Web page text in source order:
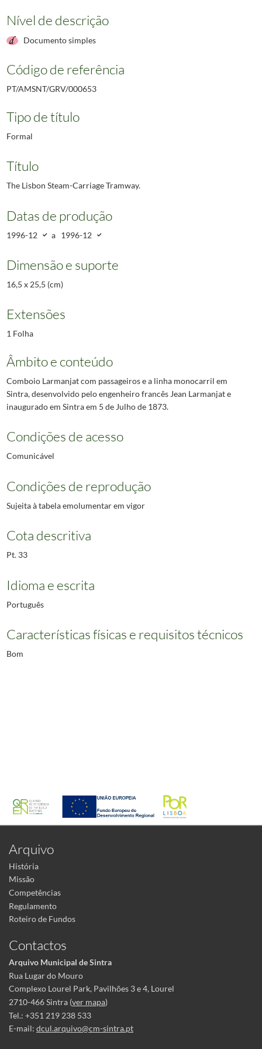
Nível de descrição
Documento simples
Código de referência
PT/AMSNT/GRV/000653
Tipo de título
Formal
Título
The Lisbon Steam-Carriage Tramway.
Datas de produção
1996-12 a 1996-12
Dimensão e suporte
16,5 x 25,5 (cm)
Extensões
1 Folha
Âmbito e conteúdo
Comboio Larmanjat com passageiros e a linha monocarril em
Sintra, desenvolvido pelo engenheiro francês Jean Larmanjat e
inaugurado em Sintra em 5 de Julho de 1873.
Condições de acesso
Comunicável
Condições de reprodução
Sujeita à tabela emolumentar em vigor
Cota descritiva
Pt. 33
Idioma e escrita
Português
Características físicas e requisitos técnicos
Bom
Arquivo
História
Missão
Competências
Regulamento
Roteiro de Fundos
Contactos
Arquivo Municipal de Sintra
Rua Lugar do Mouro
Complexo Lourel Park, Pavilhões 3 e 4, Lourel
2710-466 Sintra (ver mapa)
Tel.: +351 219 238 533
E-mail: dcul.arquivo@cm-sintra.pt